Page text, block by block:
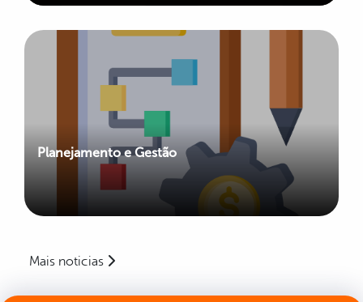
Planejamento e Gestão
Mais noticias